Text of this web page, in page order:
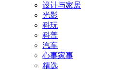
设计与家居
光影
科玩
科普
汽车
心事家事
精选